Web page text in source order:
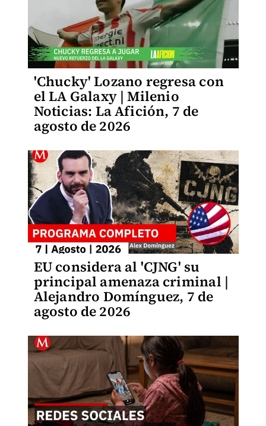
'Chucky' Lozano regresa con
el LA Galaxy | Milenio
Noticias: La Afición, 7 de
agosto de 2026
EU considera al 'CJNG' su
principal amenaza criminal |
Alejandro Domínguez, 7 de
agosto de 2026